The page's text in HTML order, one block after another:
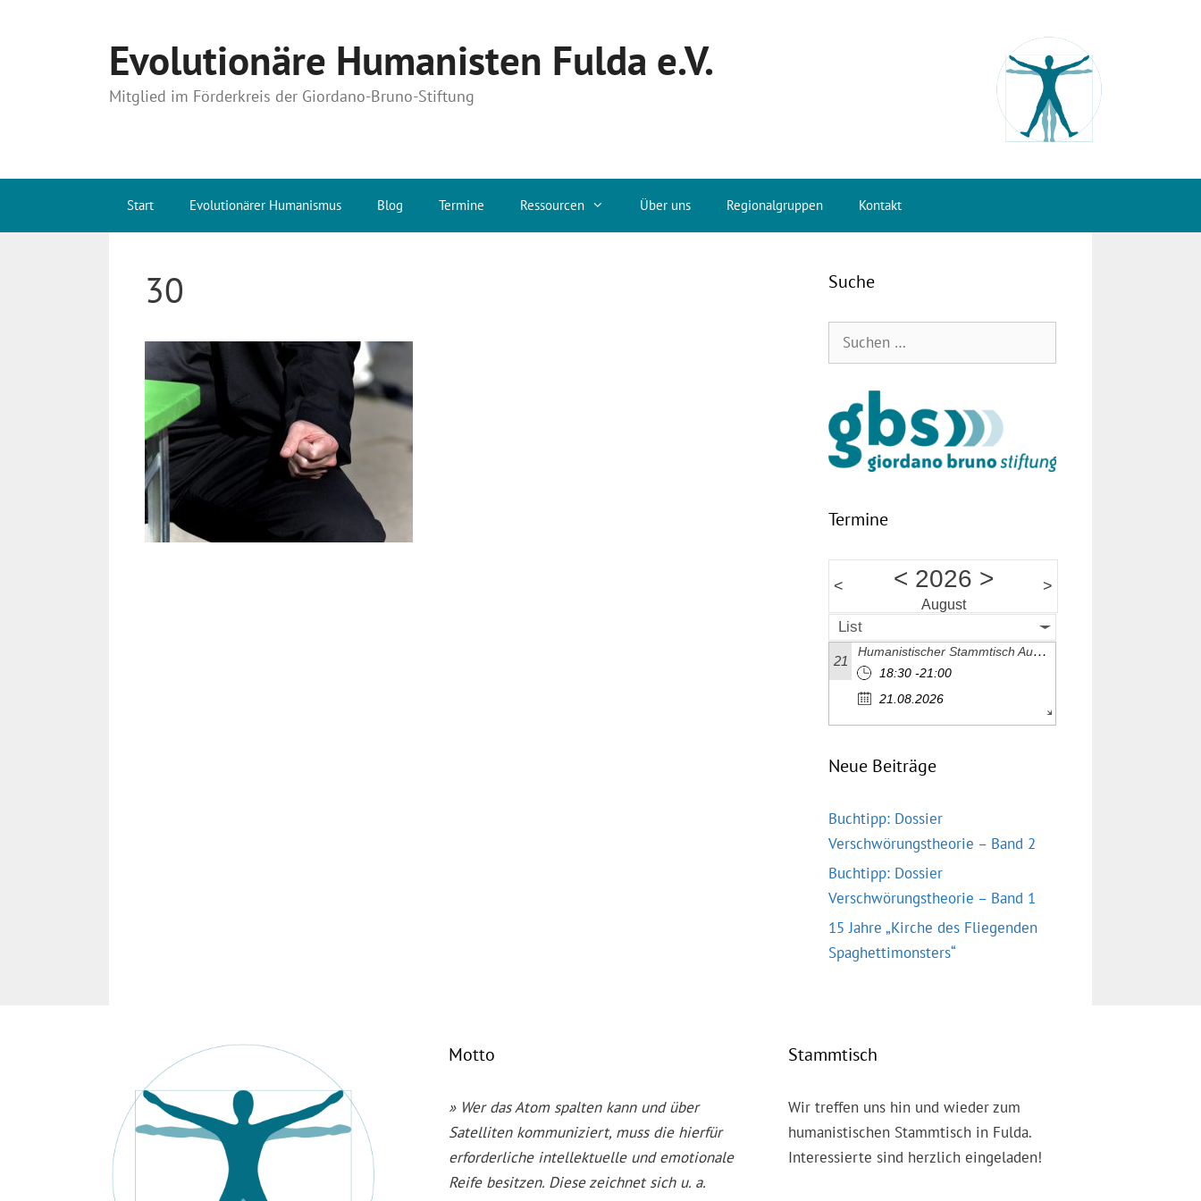
Evolutionäre Humanisten Fulda e.V.
Mitglied im Förderkreis der Giordano-Bruno-Stiftung
Start Evolutionärer Humanismus Blog Termine Ressourcen Über uns Regionalgruppen Kontakt
30 Suche
Suchen
nach:
Termine
< < 2026 >
August
>
List
21
Humanistischer Stammtisch August 2026
18:30 -21:00
21.08.2026
Neue Beiträge
Buchtipp: Dossier
Verschwörungstheorie – Band 2
Buchtipp: Dossier
Verschwörungstheorie – Band 1
15 Jahre „Kirche des Fliegenden
Spaghettimonsters“
Motto
» Wer das Atom spalten kann und über
Satelliten kommuniziert, muss die hierfür
erforderliche intellektuelle und emotionale
Reife besitzen. Diese zeichnet sich u. a.
Stammtisch
Wir treffen uns hin und wieder zum
humanistischen Stammtisch in Fulda.
Interessierte sind herzlich eingeladen!